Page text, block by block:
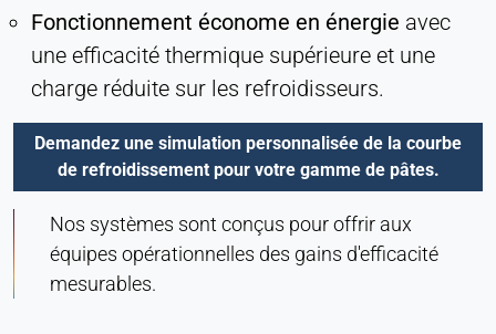
Fonctionnement économe en énergie avec
une efficacité thermique supérieure et une
charge réduite sur les refroidisseurs.
Demandez une simulation personnalisée de la courbe
de refroidissement pour votre gamme de pâtes.
Nos systèmes sont conçus pour offrir aux
équipes opérationnelles des gains d'efficacité
mesurables.